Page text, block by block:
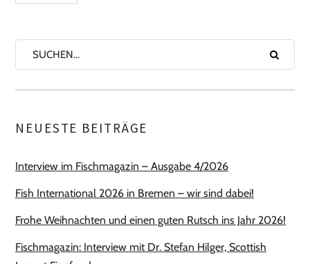
NEUESTE BEITRÄGE
Interview im Fischmagazin – Ausgabe 4/2026
Fish International 2026 in Bremen – wir sind dabei!
Frohe Weihnachten und einen guten Rutsch ins Jahr 2026!
Fischmagazin: Interview mit Dr. Stefan Hilger, Scottish